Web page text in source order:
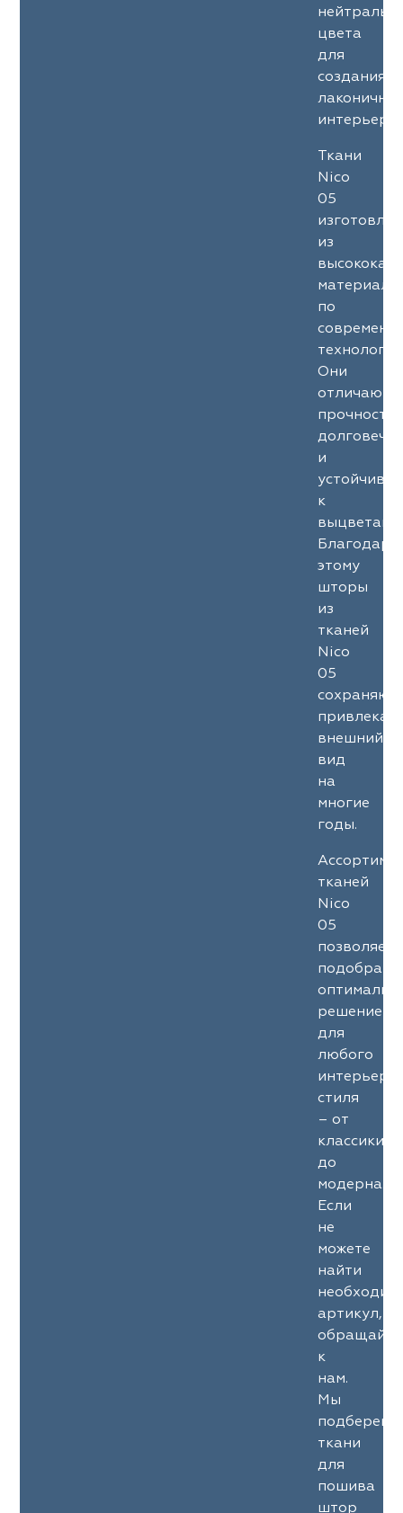
цвета
для
создания
Ткани
Nico
05
из
по
Они
и
к
Благодаря
этому
шторы
из
тканей
Nico
05
сохраняют
внешний
вид
на
многие
годы.
тканей
Nico
05
позволяет
подобрать
решение
для
любого
стиля
– от
классики
до
модерна.
Если
не
можете
найти
артикул,
к
нам.
Мы
подберем
ткани
для
пошива
штор